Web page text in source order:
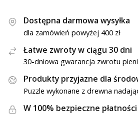
Dostępna darmowa wysyłka
dla zamówień powyżej 400 zł
Łatwe zwroty w ciągu 30 dni
30-dniowa gwarancja zwrotu
Produkty przyjazne dla
Puzzle wykonane z drewna
W 100% bezpieczne płatności